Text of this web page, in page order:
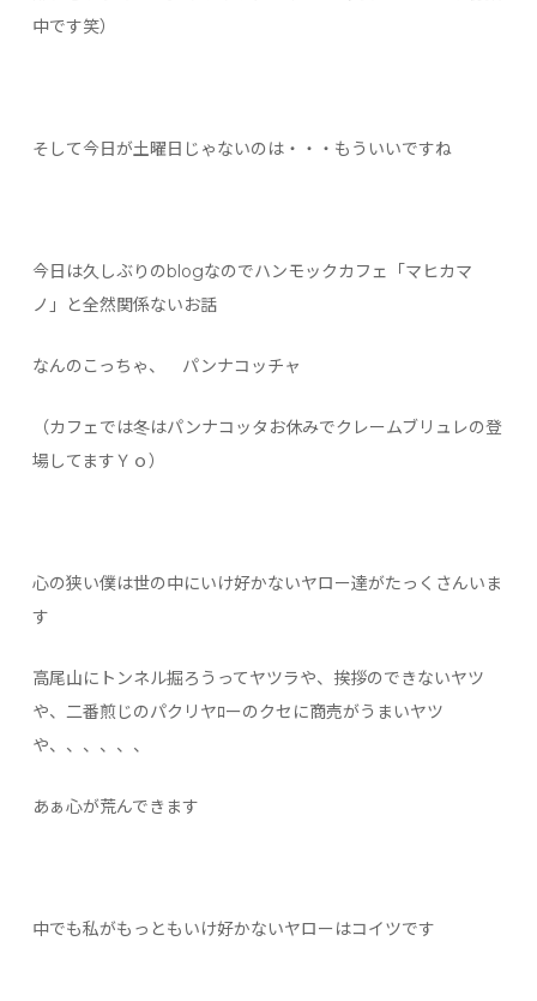
中です笑）
そして今日が土曜日じゃないのは・・・もういいですね
今日は久しぶりのblogなのでハンモックカフェ「マヒカマ
ノ」と全然関係ないお話
なんのこっちゃ、 パンナコッチャ
（カフェでは冬はパンナコッタお休みでクレームブリュレの登
場してますＹｏ）
心の狭い僕は世の中にいけ好かないヤロー達がたっくさんいま
す
高尾山にトンネル掘ろうってヤツラや、挨拶のできないヤツ
や、二番煎じのパクリヤﾛーのクセに商売がうまいヤツ
や、、、、、、
あぁ心が荒んできます
中でも私がもっともいけ好かないヤローはコイツです